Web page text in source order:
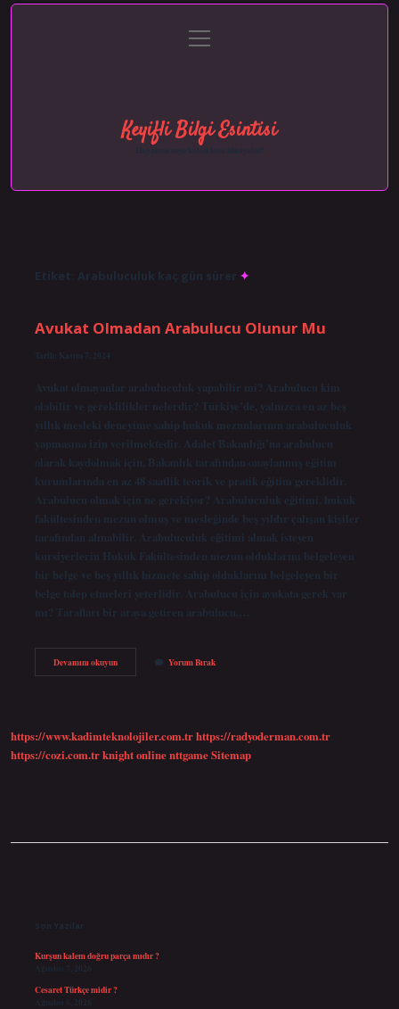
Gizlilik Politikası
menüyü
aç
Keyifli Bilgi Esintisi
Hayatına neşe katan kısa hikayeler!
Etiket: Arabuluculuk kaç gün sürer
Avukat Olmadan Arabulucu Olunur Mu
Tarih: Kasım 7, 2024
Avukat olmayanlar arabuluculuk yapabilir mi? Arabulucu kim
olabilir ve gereklilikler nelerdir? Türkiye’de, yalnızca en az beş
yıllık mesleki deneyime sahip hukuk mezunlarının arabuluculuk
yapmasına izin verilmektedir. Adalet Bakanlığı’na arabulucu
olarak kaydolmak için, Bakanlık tarafından onaylanmış eğitim
kurumlarında en az 48 saatlik teorik ve pratik eğitim gereklidir.
Arabulucu olmak için ne gerekiyor? Arabuluculuk eğitimi, hukuk
fakültesinden mezun olmuş ve mesleğinde beş yıldır çalışan kişiler
tarafından alınabilir. Arabuluculuk eğitimi almak isteyen
kursiyerlerin Hukuk Fakültesinden mezun olduklarını belgeleyen
bir belge ve beş yıllık hizmete sahip olduklarını belgeleyen bir
belge talep etmeleri yeterlidir. Arabulucu için avukata gerek var
mı? Tarafları bir araya getiren arabulucu,…
Devamını okuyunAvukat
Olmadan
Yorum Bırak
https://www.kadimteknolojiler.com.trhttps://radyoderman.com.tr
https://cozi.com.trknight onlinenttgameSitemap
Son Yazılar
Kurşun kalem doğru parça mıdır ?
Ağustos 7, 2026
Cesaret Türkçe midir ?
Ağustos 6, 2026